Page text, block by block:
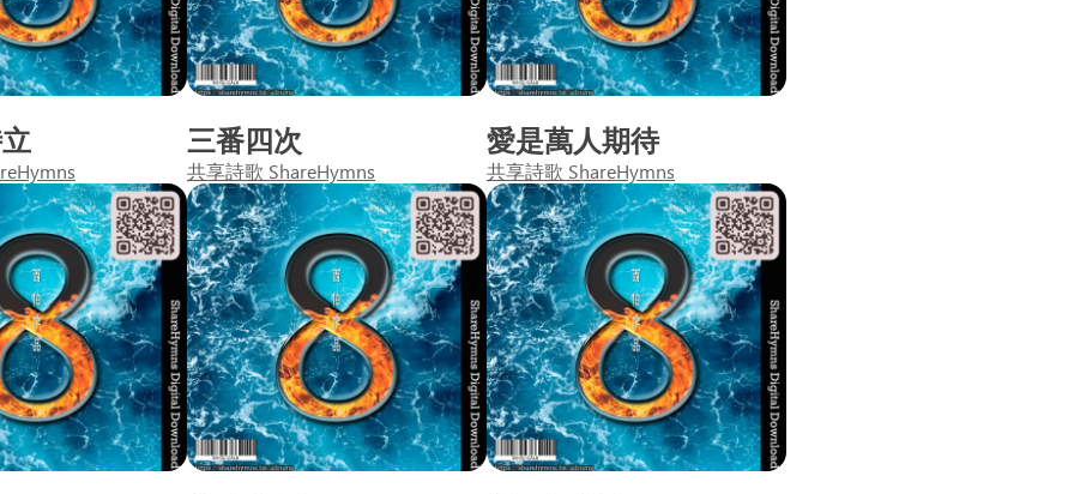
三番四次
共享詩歌 ShareHymns
愛是萬人期待
共享詩歌 ShareHymns